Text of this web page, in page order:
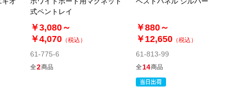
式ペントレイ
￥3,080～
￥4,070 （税込）
61-775-6
全2商品
￥880～
￥12,650 （税込）
61-813-99
全14商品